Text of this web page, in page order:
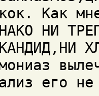
Как
НИ
его